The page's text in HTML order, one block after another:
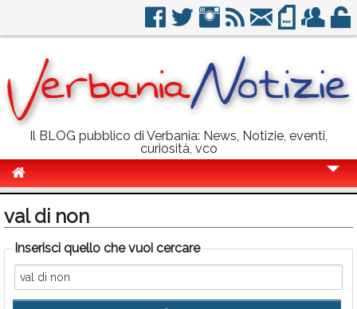
Il BLOG pubblico di Verbania: News, Notizie, eventi,
curiosità, vco
Politica
Sport
Eventi
val di non
Inserisci quello che vuoi cercare